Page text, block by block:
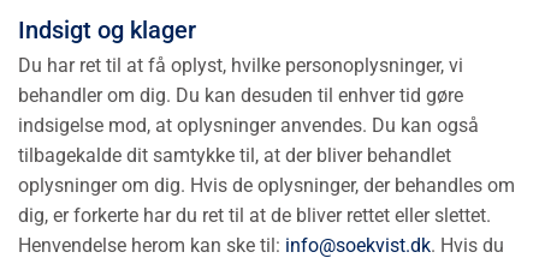
Indsigt og klager
Du har ret til at få oplyst, hvilke personoplysninger, vi
behandler om dig. Du kan desuden til enhver tid gøre
indsigelse mod, at oplysninger anvendes. Du kan også
tilbagekalde dit samtykke til, at der bliver behandlet
oplysninger om dig. Hvis de oplysninger, der behandles om
dig, er forkerte har du ret til at de bliver rettet eller slettet.
Henvendelse herom kan ske til: info@soekvist.dk. Hvis du